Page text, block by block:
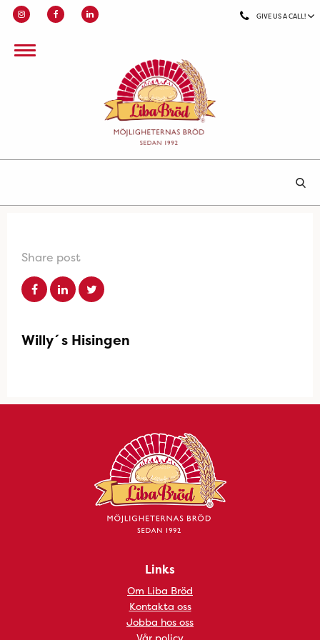
GIVE US A CALL!
Share post
Willy´s Hisingen
Links
Om Liba Bröd
Kontakta oss
Jobba hos oss